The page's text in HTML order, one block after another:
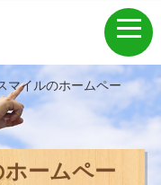
マイルのホームペー
ームペー